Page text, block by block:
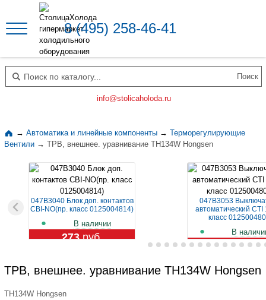
8 (495) 258-46-41
Поиск по каталогу
info@stolicaholoda.ru
→ Автоматика и линейные компоненты → Терморегулирующие
Вентили → ТРВ, внешнее. уравнивание TH134W Hongsen
047B3040 Блок доп. контактов
CBI-NO(пр. класс 0125004814)
В наличии
273руб.
047B3053
автоматический CTI
класс
В
1 129 руб.
ТРВ, внешнее. уравнивание TH134W Hongsen
TH134W Hongsen